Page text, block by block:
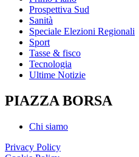
Prospettiva Sud
Sanità
Speciale Elezioni Regionali
Sport
Tasse & fisco
Tecnologia
Ultime Notizie
PIAZZA BORSA
Chi siamo
Privacy Policy